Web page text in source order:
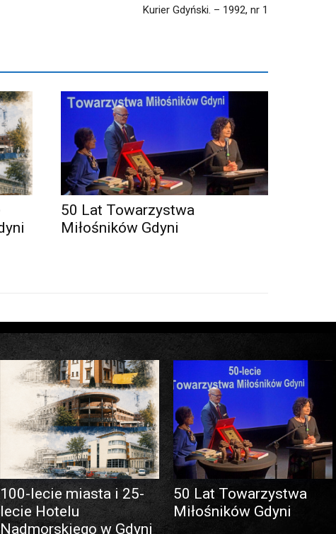
Kurier Gdyński. – 1992, nr 1
50 Lat Towarzystwa
Miłośników Gdyni
100-lecie miasta i 25-
lecie Hotelu
Nadmorskiego w Gdyni
50 Lat Towarzystwa
Miłośników Gdyni